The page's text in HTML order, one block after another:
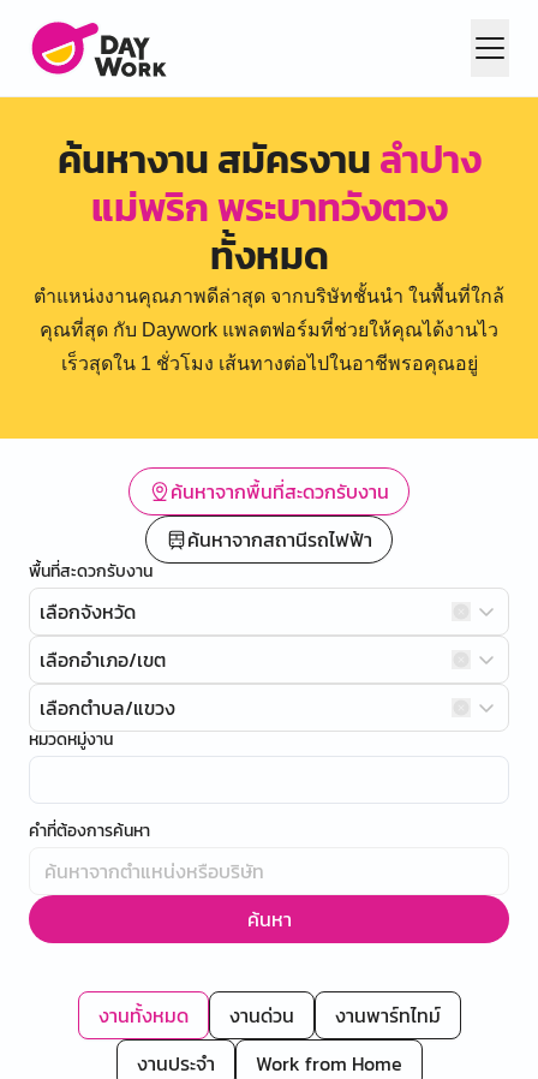
ค้นหางาน สมัครงานลำปาง
แม่พริก พระบาทวังตวง
ทั้งหมด
ตำแหน่งงานคุณภาพดีล่าสุด จากบริษัทชั้นนำ ในพื้นที่ใกล้
คุณที่สุด กับ Daywork แพลตฟอร์มที่ช่วยให้คุณได้งานไว
เร็วสุดใน 1 ชั่วโมง เส้นทางต่อไปในอาชีพรอคุณอยู่
ค้นหาจากพื้นที่สะดวกรับงาน
ค้นหาจากสถานีรถไฟฟ้า
พื้นที่สะดวกรับงาน
เลือกจังหวัด
เลือกอำเภอ/เขต
เลือกตำบล/แขวง
หมวดหมู่งาน
คำที่ต้องการค้นหา
ค้นหา
งานทั้งหมด งานด่วน
งานพาร์ทไทม์
งานประจำ
Work from Home